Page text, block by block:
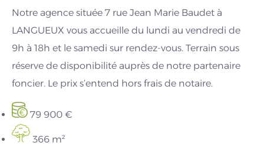
Notre agence située 7 rue Jean Marie Baudet à
LANGUEUX vous accueille du lundi au vendredi de
9h à 18h et le samedi sur rendez-vous. Terrain sous
réserve de disponibilité auprès de notre partenaire
foncier. Le prix s’entend hors frais de notaire.
79 900 €
366 m²